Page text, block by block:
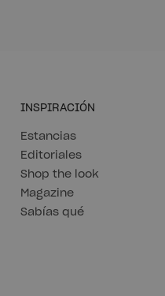
INSPIRACIÓN
Estancias
Editoriales
Shop the look
Magazine
Sabías qué